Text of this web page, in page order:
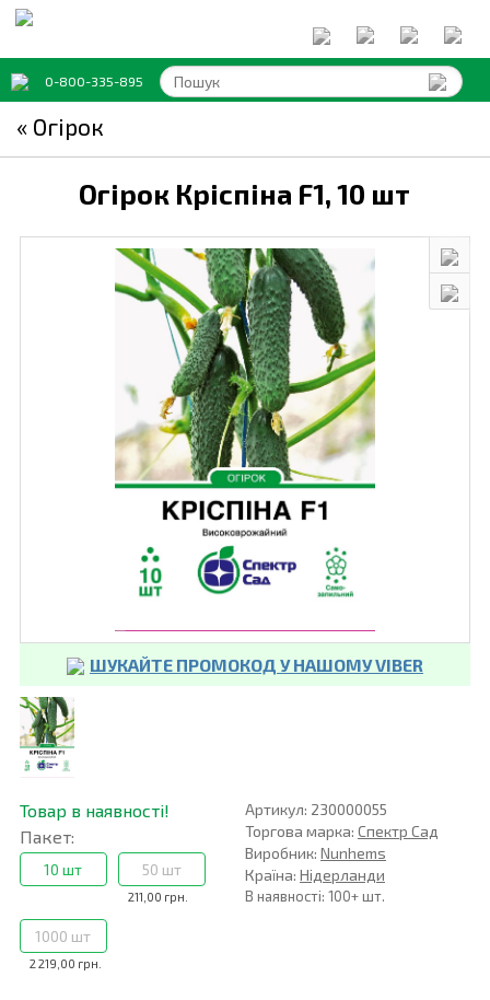
0-800-335-895
« Огірок
Огірок Кріспіна F1,10 шт
ШУКАЙТЕ ПРОМОКОД У НАШОМУ VIBER
Товар в наявності!
Пакет:
10 шт
211,00 грн.
50 шт
2 219,00 грн.
1000 шт
Артикул: 230000055
Торгова марка: Спектр Сад
Виробник: Nunhems
Країна: Нідерланди
В наявності: 100+ шт.